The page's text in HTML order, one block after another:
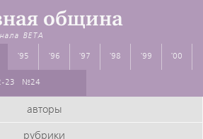
община
BETA
23 №24
'95 '96 '97 '98 '99 '00
авторы
рубрики